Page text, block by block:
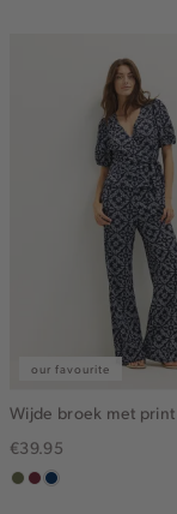
our favourite
Wijde broek met print
€39.95
groen,
brique
donkerblauw